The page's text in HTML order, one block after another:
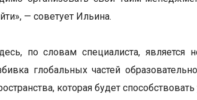
— советует Ильина.
по словам специалиста, является
глобальных частей
которая будет